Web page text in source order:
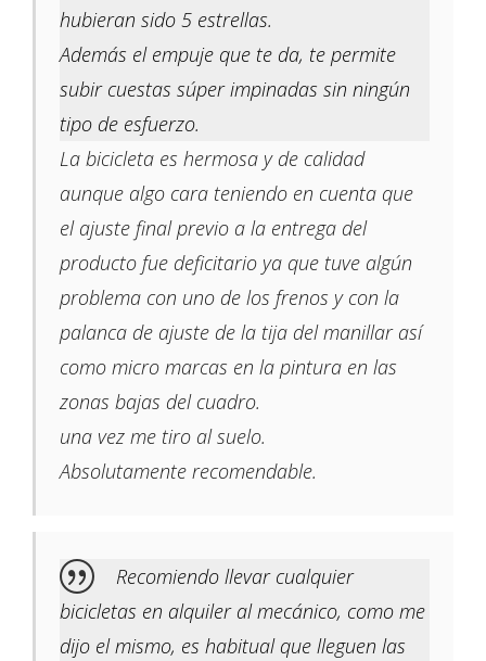
hubieran sido 5 estrellas.
Además el empuje que te da, te permite
subir cuestas súper impinadas sin ningún
tipo de esfuerzo.
La bicicleta es hermosa y de calidad
aunque algo cara teniendo en cuenta que
el ajuste final previo a la entrega del
producto fue deficitario ya que tuve algún
problema con uno de los frenos y con la
palanca de ajuste de la tija del manillar así
como micro marcas en la pintura en las
zonas bajas del cuadro.
una vez me tiro al suelo.
Absolutamente recomendable.
Recomiendo llevar cualquier
bicicletas en alquiler al mecánico, como me
dijo el mismo, es habitual que lleguen las